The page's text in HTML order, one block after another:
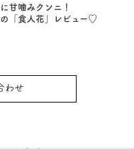
甘噛みクンニ！
「食人花」レビュー♡
わせ